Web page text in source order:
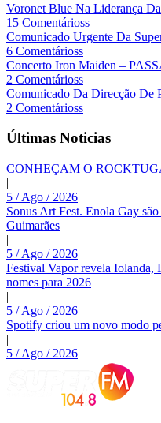
Voronet Blue Na Liderança
15 Comentárioss
Comunicado Urgente Da
6 Comentárioss
Concerto Iron Maiden –
2 Comentárioss
Comunicado Da Direcção De
2 Comentárioss
Últimas Noticias
CONHEÇAM O
|
5 / Ago / 2026
Sonus Art Fest. Enola Gay
Guimarães
|
5 / Ago / 2026
Festival Vapor revela Iolanda,
nomes para 2026
|
5 / Ago / 2026
Spotify criou um novo modo
|
5 / Ago / 2026